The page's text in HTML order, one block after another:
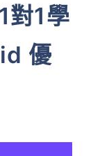
對1學
優